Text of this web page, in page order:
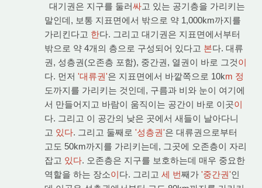
대기권은 지구를 둘러싸고 있는 공기층을 가리키는
말인데, 보통 지표면에서 밖으로 약 1,000km까지를
가리킨다고 한다. 그리고 대기권은 지표면에서부터
밖으로 약 4개의 층으로 구성되어 있다고 본다. 대류
권, 성층권(오존층 포함), 중간권, 열권이 바로 그것이
다. 먼저 '대류권'은 지표면에서 바깥쪽으로 10km 정
도까지를 가리키는 것인데, 구름과 비와 눈이 여기에
서 만들어지고 바람이 움직이는 공간이 바로 이곳이
다. 그리고 이 공간의 낮은 곳에서 새들이 날아다니
고 있다. 그리고 둘째로 '성층권'은 대류권으로부터
고도 50km까지를 가리키는데, 그곳에 오존층이 자리
잡고 있다. 오존층은 지구를 보호하는데 매우 중요한
역할을 하는 장소이다. 그리고 세 번째가 '중간권'인